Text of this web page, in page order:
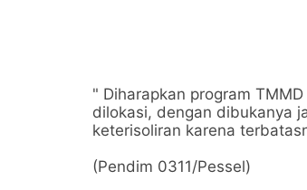
" Diharapkan program
dilokasi, dengan dibukanya
keterisoliran karena
(Pendim 0311/Pessel)